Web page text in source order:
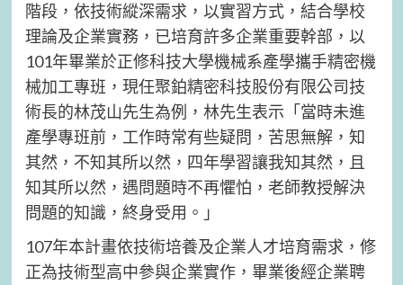
階段，依技術縱深需求，以實習方式，結合學校
理論及企業實務，已培育許多企業重要幹部，以
101年畢業於正修科技大學機械系產學攜手精密機
械加工專班，現任聚鉑精密科技股份有限公司技
術長的林茂山先生為例，林先生表示「當時未進
產學專班前，工作時常有些疑問，苦思無解，知
其然，不知其所以然，四年學習讓我知其然，且
知其所以然，遇問題時不再懼怕，老師教授解決
問題的知識，終身受用。」
107年本計畫依技術培養及企業人才培育需求，修
正為技術型高中參與企業實作，畢業後經企業聘